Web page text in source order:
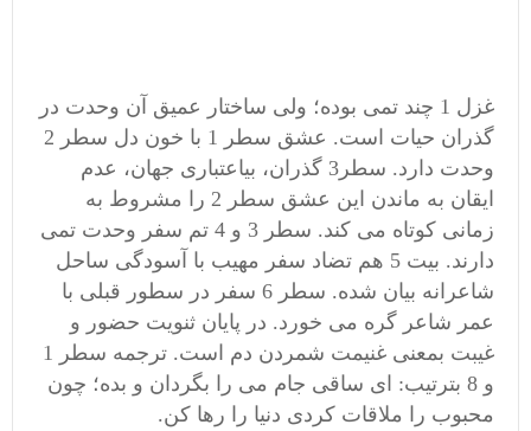
غزل 1 چند تمی بوده؛ ولی ساختار عمیق آن وحدت در
گذران حیات است. عشق سطر 1 با خون دل سطر 2
وحدت دارد. سطر3 گذران، بیاعتباری جهان، عدم
ایقان به ماندن این عشق سطر 2 را مشروط به
زمانی کوتاه می کند. سطر 3 و 4 تم سفر وحدت تمی
دارند. بیت 5 هم تضاد سفر مهیب با آسودگی ساحل
شاعرانه بیان شده. سطر 6 سفر در سطور قبلی با
عمر شاعر گره می خورد. در پایان ثنویت حضور و
غیبت بمعنی غنیمت شمردن دم است. ترجمه سطر 1
و 8 بترتیب: ای ساقی جام می را بگردان و بده؛ چون
محبوب را ملاقات کردی دنیا را رها کن.